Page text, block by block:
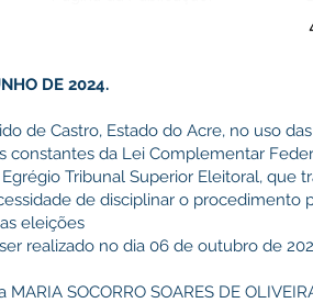
DE 2024.
de Castro, Estado do Acre, no uso
constantes da Lei Complementar
Tribunal Superior Eleitoral, que
de disciplinar o procedimento
eleições
realizado no dia 06 de outubro de
SOCORRO SOARES DE